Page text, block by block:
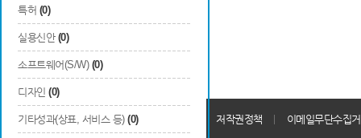
특허 (0)
실용신안 (0)
소프트웨어(S/W) (0)
디자인 (0)
기타성과(상표, 서비스 등) (0)
개인정보처리방침 회원가입약관 저작권정책 이메일무단수집